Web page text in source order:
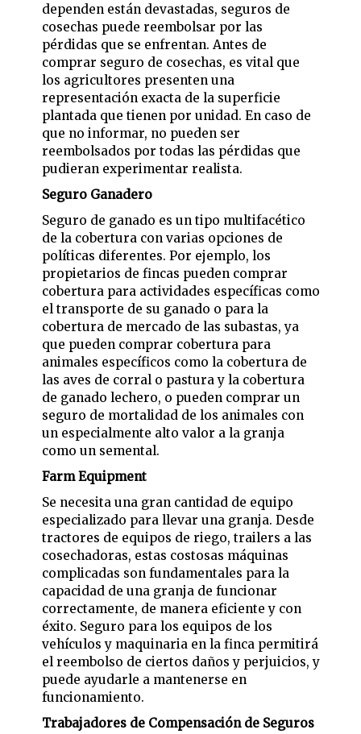
dependen están devastadas, seguros de
cosechas puede reembolsar por las
pérdidas que se enfrentan. Antes de
comprar seguro de cosechas, es vital que
los agricultores presenten una
representación exacta de la superficie
plantada que tienen por unidad. En caso de
que no informar, no pueden ser
reembolsados por todas las pérdidas que
pudieran experimentar realista.
Seguro Ganadero
Seguro de ganado es un tipo multifacético
de la cobertura con varias opciones de
políticas diferentes. Por ejemplo, los
propietarios de fincas pueden comprar
cobertura para actividades específicas como
el transporte de su ganado o para la
cobertura de mercado de las subastas, ya
que pueden comprar cobertura para
animales específicos como la cobertura de
las aves de corral o pastura y la cobertura
de ganado lechero, o pueden comprar un
seguro de mortalidad de los animales con
un especialmente alto valor a la granja
como un semental.
Farm Equipment
Se necesita una gran cantidad de equipo
especializado para llevar una granja. Desde
tractores de equipos de riego, trailers a las
cosechadoras, estas costosas máquinas
complicadas son fundamentales para la
capacidad de una granja de funcionar
correctamente, de manera eficiente y con
éxito. Seguro para los equipos de los
vehículos y maquinaria en la finca permitirá
el reembolso de ciertos daños y perjuicios, y
puede ayudarle a mantenerse en
funcionamiento.
Trabajadores de Compensación de Seguros